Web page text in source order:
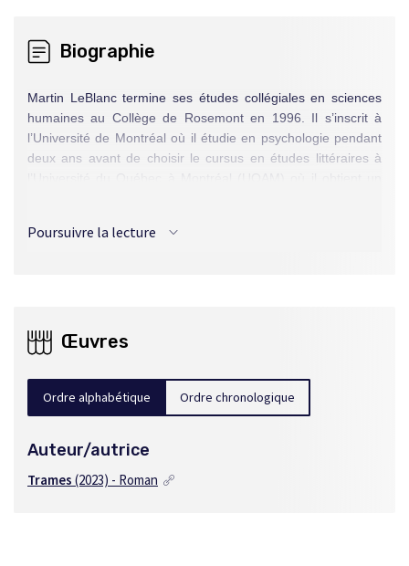
Biographie
Martin LeBlanc termine ses études collégiales en sciences
humaines au Collège de Rosemont en 1996. Il s’inscrit à
l’Université de Montréal où il étudie en psychologie pendant
deux ans avant de choisir le cursus en études littéraires à
l’enseignement supérieur. Depuis 2007, il enseigne la
Poursuivre la lecture
Œuvres
Ordre alphabétique Ordre chronologique
Auteur/autrice
Trames (2023) - Roman